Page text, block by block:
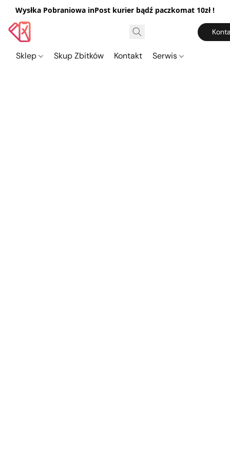
Wysłka Pobraniowa inPost kurier bądź paczkomat 10zł !
Sklep Skup Zbitków Kontakt Serwis